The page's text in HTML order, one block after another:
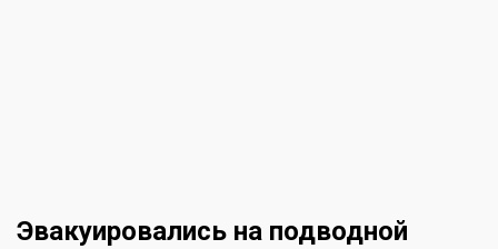
Эвакуировались на подводной